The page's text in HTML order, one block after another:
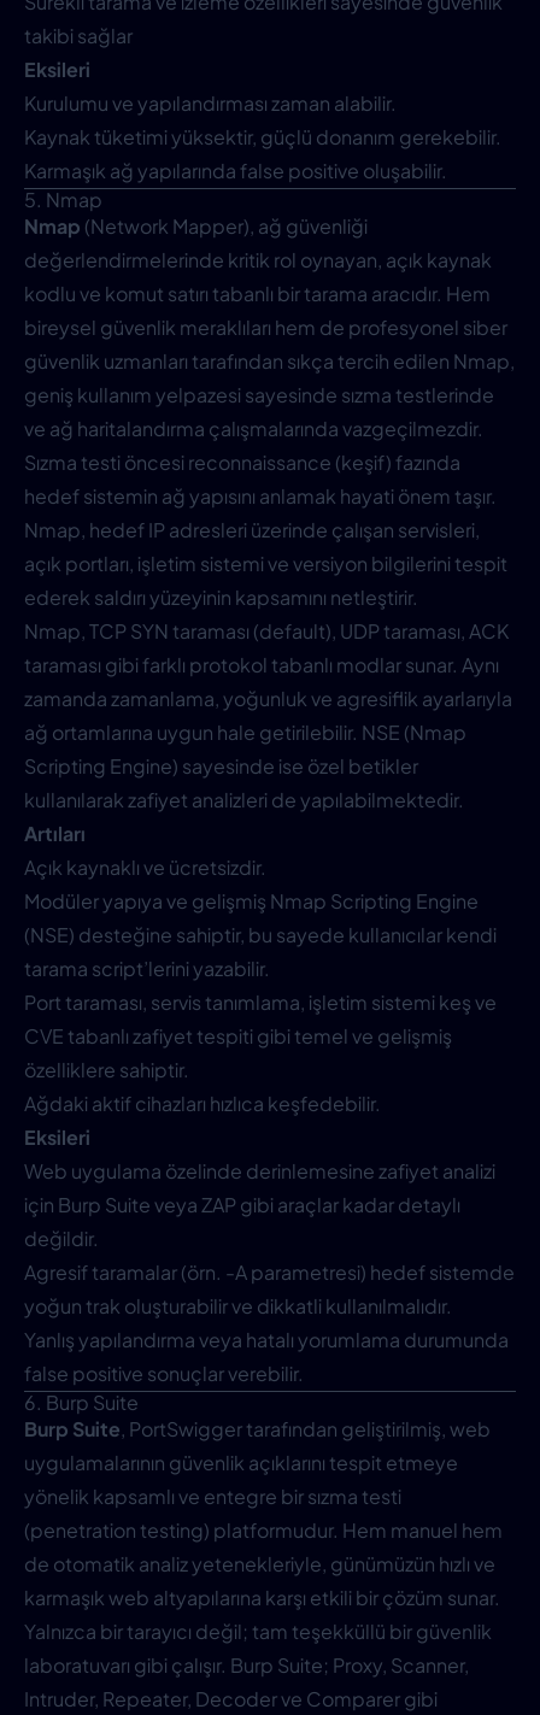
takibi sağlar
Eksileri
Kurulumu ve yapılandırması zaman alabilir.
Kaynak tüketimi yüksektir, güçlü donanım gerekebilir.
Karmaşık ağ yapılarında false positive oluşabilir.
5. Nmap
Nmap (Network Mapper), ağ güvenliği
değerlendirmelerinde kritik rol oynayan, açık kaynak
kodlu ve komut satırı tabanlı bir tarama aracıdır. Hem
bireysel güvenlik meraklıları hem de profesyonel siber
güvenlik uzmanları tarafından sıkça tercih edilen Nmap,
geniş kullanım yelpazesi sayesinde sızma testlerinde
ve ağ haritalandırma çalışmalarında vazgeçilmezdir.
Sızma testi öncesi reconnaissance (keşif) fazında
hedef sistemin ağ yapısını anlamak hayati önem taşır.
Nmap, hedef IP adresleri üzerinde çalışan servisleri,
açık portları, işletim sistemi ve versiyon bilgilerini tespit
ederek saldırı yüzeyinin kapsamını netleştirir.
Nmap, TCP SYN taraması (default), UDP taraması, ACK
taraması gibi farklı protokol tabanlı modlar sunar. Aynı
zamanda zamanlama, yoğunluk ve agresiflik ayarlarıyla
ağ ortamlarına uygun hale getirilebilir. NSE (Nmap
Scripting Engine) sayesinde ise özel betikler
kullanılarak zafiyet analizleri de yapılabilmektedir.
Artıları
Açık kaynaklı ve ücretsizdir.
Modüler yapıya ve gelişmiş Nmap Scripting Engine
(NSE) desteğine sahiptir, bu sayede kullanıcılar kendi
tarama script’lerini yazabilir.
Port taraması, servis tanımlama, işletim sistemi keş ve
CVE tabanlı zafiyet tespiti gibi temel ve gelişmiş
özelliklere sahiptir.
Ağdaki aktif cihazları hızlıca keşfedebilir.
Eksileri
Web uygulama özelinde derinlemesine zafiyet analizi
için Burp Suite veya ZAP gibi araçlar kadar detaylı
değildir.
Agresif taramalar (örn. -A parametresi) hedef sistemde
yoğun trak oluşturabilir ve dikkatli kullanılmalıdır.
Yanlış yapılandırma veya hatalı yorumlama durumunda
false positive sonuçlar verebilir.
6. Burp Suite
Burp Suite, PortSwigger tarafından geliştirilmiş, web
uygulamalarının güvenlik açıklarını tespit etmeye
yönelik kapsamlı ve entegre bir sızma testi
(penetration testing) platformudur. Hem manuel hem
de otomatik analiz yetenekleriyle, günümüzün hızlı ve
karmaşık web altyapılarına karşı etkili bir çözüm sunar.
Yalnızca bir tarayıcı değil; tam teşekküllü bir güvenlik
laboratuvarı gibi çalışır. Burp Suite; Proxy, Scanner,
Intruder, Repeater, Decoder ve Comparer gibi